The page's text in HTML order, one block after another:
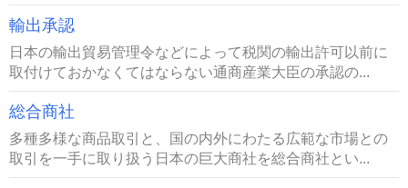
輸出承認
日本の輸出貿易管理令などによって税関の輸出許可以前に
取付けておかなくてはならない通商産業大臣の承認の...
総合商社
多種多様な商品取引と、国の内外にわたる広範な市場との
取引を一手に取り扱う日本の巨大商社を総合商社とい...